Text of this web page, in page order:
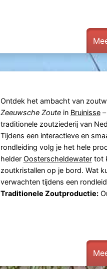
Ontdek het ambacht van
Zeeuwsche Zoutein Bruinisse–
traditionele zoutziederij van
Tijdens een interactieve en
rondleiding volg je het hele
helder Oosterscheldewatertot
zoutkristallen op je bord. Wat
verwachten tijdens een
Traditionele Zoutproductie: